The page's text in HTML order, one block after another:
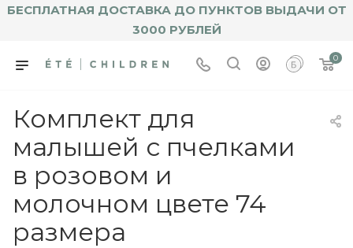
БЕСПЛАТНАЯ ДОСТАВКА ДО ПУНКТОВ ВЫДАЧИ ОТ
3000 РУБЛЕЙ
0
Комплект для
малышей с пчелками
в розовом и
молочном цвете 74
размера